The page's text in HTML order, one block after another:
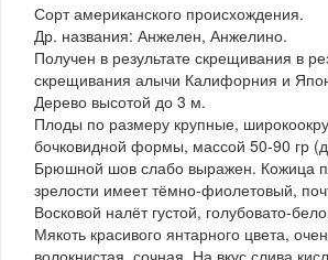
Сорт американского происхождения.
Др. названия: Анжелен, Анжелино.
Получен в результате скрещивания в
скрещивания алычи Калифорния и
Дерево высотой до 3 м.
Плоды по размеру крупные,
бочковидной формы, массой 50-90 гр
Брюшной шов слабо выражен. Кожица
зрелости имеет тёмно-фиолетовый,
Восковой налёт густой, голубовато-
Мякоть красивого янтарного цвета,
волокнистая, сочная. На вкус слива